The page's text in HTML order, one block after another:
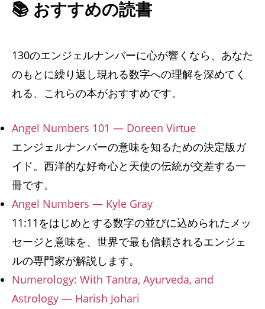
📚 おすすめの読書
130のエンジェルナンバーに心が響くなら、あなた
のもとに繰り返し現れる数字への理解を深めてく
れる、これらの本がおすすめです。
Angel Numbers 101 — Doreen Virtue
エンジェルナンバーの意味を知るための決定版ガ
イド。西洋的な好奇心と天使の伝統が交差する一
冊です。
Angel Numbers — Kyle Gray
11:11をはじめとする数字の並びに込められたメッ
セージと意味を、世界で最も信頼されるエンジェ
ルの専門家が解説します。
Numerology: With Tantra, Ayurveda, and
Astrology — Harish Johari